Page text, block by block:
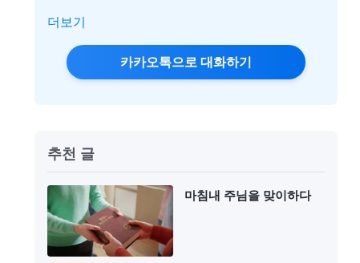
더보기
카카오톡으로 대화하기
추천 글
마침내 주님을 맞이하다